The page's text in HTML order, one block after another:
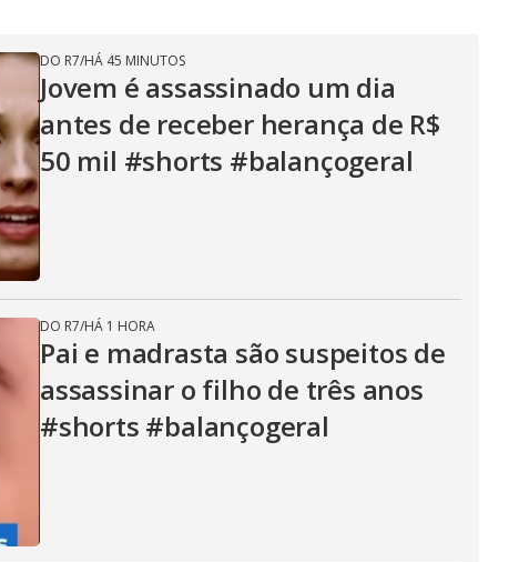
V
i
d
e
o
DO R7/HÁ 45 MINUTOS
Jovem é assassinado um dia
antes de receber herança de R$
50 mil #shorts #balançogeral
DO R7/HÁ 1 HORA
Pai e madrasta são suspeitos de
assassinar o filho de três anos
#shorts #balançogeral